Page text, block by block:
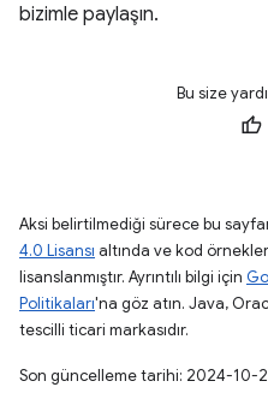
bizimle paylaşın.
Bu size
Aksi belirtilmediği sürece bu
4.0 Lisansı altında ve kod
lisanslanmıştır. Ayrıntılı bilgi için
Politikaları'na göz atın. Java,
tescilli ticari markasıdır.
Son güncelleme tarihi: 2024-10-